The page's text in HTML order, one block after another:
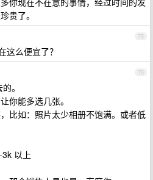
贵了。
75
这么便宜了？
76
。
你能多选几张。
比如：照片太少相册不饱满。或者低
以上